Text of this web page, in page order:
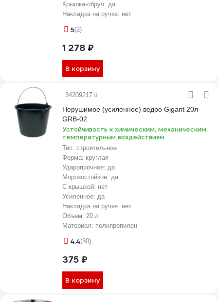
Крышка-обруч: да
Накладка на ручке: нет
5(2)
1 278 ₽
В корзину
34209217
Нерушимое (усиленное) ведро Gigant 20л
GRB-02
Устойчивость к химическим, механическим,
температурным воздействиям
Тип: строительное
Форма: круглая
Ударопрочное: да
Морозостойкое: да
С крышкой: нет
Усиленное: да
Накладка на ручке: нет
Объем: 20 л
Материал: полипропилен
4.4(30)
375 ₽
В корзину